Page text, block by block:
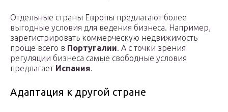
Отдельные страны Европы предлагают более
выгодные условия для ведения бизнеса. Например,
зарегистрировать коммерческую недвижимость
проще всего в Португалии. А с точки зрения
регуляции бизнеса самые свободные условия
предлагает Испания.
Адаптация к другой стране